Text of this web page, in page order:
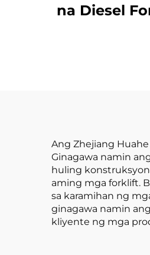
na Diesel
Ang Zhejiang
Ginagawa namin
huling
aming mga forklift.
sa karamihan ng
ginagawa namin
kliyente ng mga